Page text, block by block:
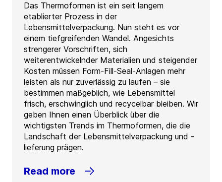
Das Thermoformen ist ein seit langem
etablierter Prozess in der
Lebensmittelverpackung. Nun steht es vor
einem tiefgreifenden Wandel. Angesichts
strengerer Vorschriften, sich
weiterentwickelnder Materialien und steigender
Kosten müssen Form-Fill-Seal-Anlagen mehr
leisten als nur zuverlässig zu laufen – sie
bestimmen maßgeblich, wie Lebensmittel
frisch, erschwinglich und recycelbar bleiben. Wir
geben Ihnen einen Überblick über die
wichtigsten Trends im Thermoformen, die die
Landschaft der Lebensmittelverpackung und -
lieferung prägen.
Read more